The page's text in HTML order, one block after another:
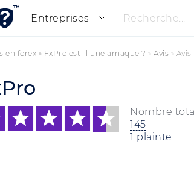
Entreprises Recherche...
en forex » FxPro est-il une arnaque ? » Avis » Avis
Nombre
145
1 plainte